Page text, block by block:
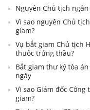
Nguyên Chủ tịch
Vì sao nguyên Chủ
giam?
Vụ bắt giam Chủ tịch
thuốc trúng thầu?
Bắt giam thư ký tòa
ngày
Vì sao Giám đốc
giam?